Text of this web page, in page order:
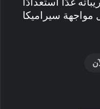
سيراميكا